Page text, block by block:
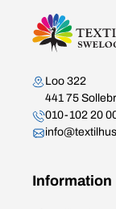
Kontakta oss
Loo 322
441 75
010-102 20
Information